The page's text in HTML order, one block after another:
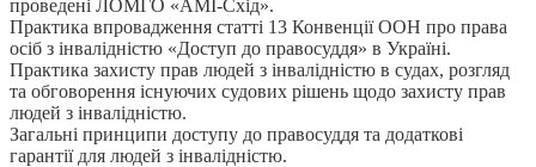
проведені ЛОМГО «АМІ-Схід».
Практика впровадження статті 13 Конвенції ООН про права
осіб з інвалідністю «Доступ до правосуддя» в Україні.
Практика захисту прав людей з інвалідністю в судах, розгляд
та обговорення існуючих судових рішень щодо захисту прав
людей з інвалідністю.
Загальні принципи доступу до правосуддя та додаткові
гарантії для людей з інвалідністю.